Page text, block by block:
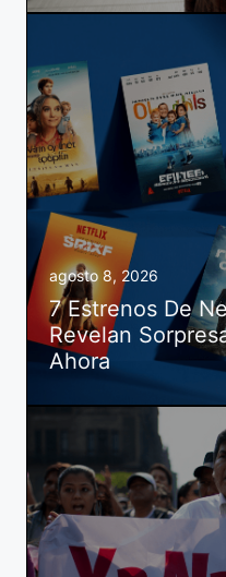
agosto 8, 2026
7 Estrenos De
Revelan
Ahora